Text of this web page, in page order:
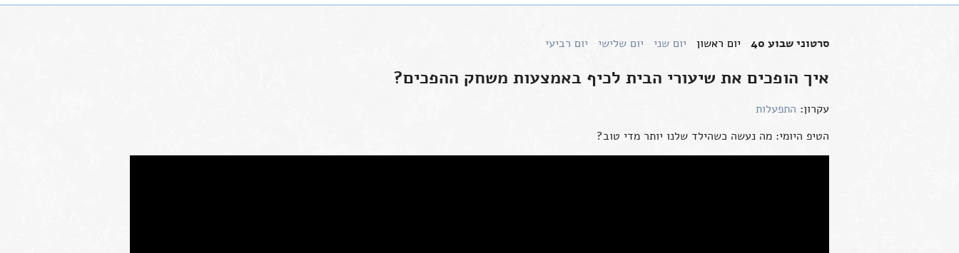
סרטוני שבוע 40 יום ראשון יום שני יום שלישי יום רביעי
איך הופכים את שיעורי הבית לכיף באמצעות משחק ההפכים?
עקרון: התפעלות
הטיפ היומי: מה נעשה כשהילד שלנו יותר מדי טוב?